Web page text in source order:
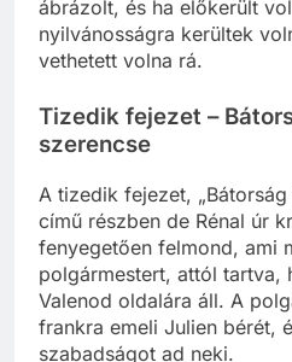
ábrázolt, és ha előkerült
nyilvánosságra kerültek
Tizedik fejezet –
A tizedik fejezet, „Bátorság
című részben de Rénal úr
fenyegetően felmond, ami
polgármestert, attól tartva,
Valenod oldalára áll. A
frankra emeli Julien bérét,